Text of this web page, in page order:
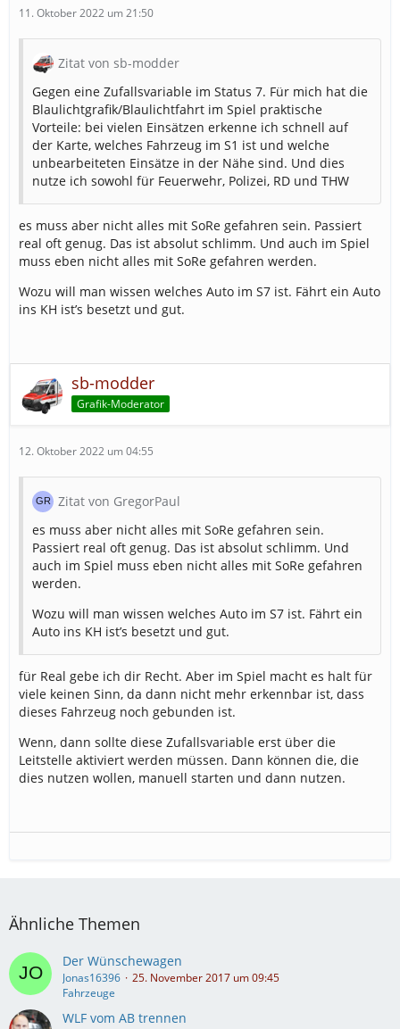
11. Oktober 2022 um 21:50
Zitat von sb-modder
Gegen eine Zufallsvariable im Status 7. Für mich hat die
Blaulichtgrafik/Blaulichtfahrt im Spiel praktische
Vorteile: bei vielen Einsätzen erkenne ich schnell auf
der Karte, welches Fahrzeug im S1 ist und welche
unbearbeiteten Einsätze in der Nähe sind. Und dies
nutze ich sowohl für Feuerwehr, Polizei, RD und THW
es muss aber nicht alles mit SoRe gefahren sein. Passiert
real oft genug. Das ist absolut schlimm. Und auch im Spiel
muss eben nicht alles mit SoRe gefahren werden.
Wozu will man wissen welches Auto im S7 ist. Fährt ein Auto
ins KH ist’s besetzt und gut.
sb-modder
Grafik-Moderator
12. Oktober 2022 um 04:55
Zitat von GregorPaul
es muss aber nicht alles mit SoRe gefahren sein.
Passiert real oft genug. Das ist absolut schlimm. Und
auch im Spiel muss eben nicht alles mit SoRe gefahren
werden.
Wozu will man wissen welches Auto im S7 ist. Fährt ein
Auto ins KH ist’s besetzt und gut.
für Real gebe ich dir Recht. Aber im Spiel macht es halt für
viele keinen Sinn, da dann nicht mehr erkennbar ist, dass
dieses Fahrzeug noch gebunden ist.
Wenn, dann sollte diese Zufallsvariable erst über die
Leitstelle aktiviert werden müssen. Dann können die, die
dies nutzen wollen, manuell starten und dann nutzen.
Ähnliche Themen
Der Wünschewagen
Jonas16396
25. November 2017 um 09:45
Fahrzeuge
WLF vom AB trennen